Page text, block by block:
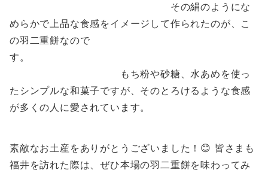
その絹のようにな
めらかで上品な食感をイメージして作られたのが、こ
の羽二重餅なので
す。
もち粉や砂糖、水あめを使っ
たシンプルな和菓子ですが、そのとろけるような食感
が多くの人に愛されています。
素敵なお土産をありがとうございました！😊 皆さまも
福井を訪れた際は、ぜひ本場の羽二重餅を味わってみ